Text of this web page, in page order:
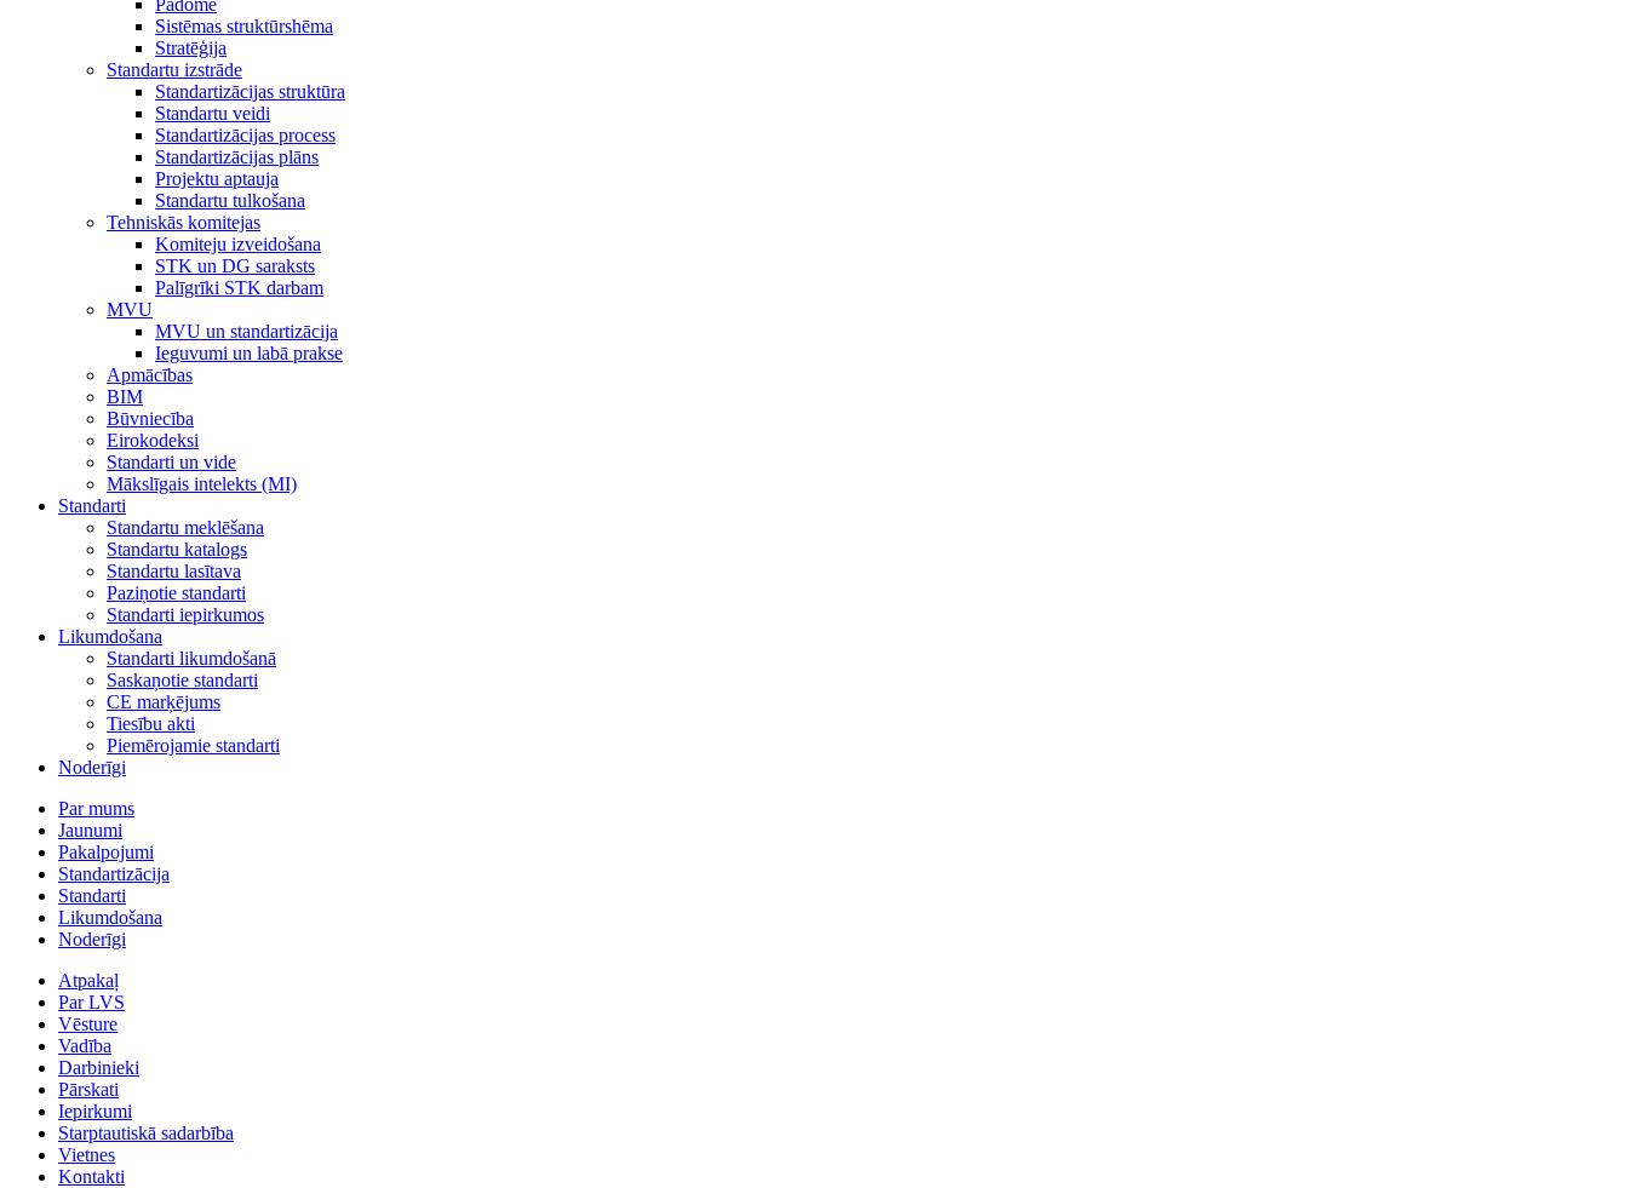
Padome
Sistēmas struktūrshēma
Stratēģija
Standartu izstrāde
Standartizācijas struktūra
Standartu veidi
Standartizācijas process
Standartizācijas plāns
Projektu aptauja
Standartu tulkošana
Tehniskās komitejas
Komiteju izveidošana
STK un DG saraksts
Palīgrīki STK darbam
MVU
MVU un standartizācija
Ieguvumi un labā prakse
Apmācības
BIM
Būvniecība
Eirokodeksi
Standarti un vide
Mākslīgais intelekts (MI)
Standarti
Standartu meklēšana
Standartu katalogs
Standartu lasītava
Paziņotie standarti
Standarti iepirkumos
Likumdošana
Standarti likumdošanā
Saskaņotie standarti
CE marķējums
Tiesību akti
Piemērojamie standarti
Noderīgi
Par mums
Jaunumi
Pakalpojumi
Standartizācija
Standarti
Likumdošana
Noderīgi
Atpakaļ
Par LVS
Vēsture
Vadība
Darbinieki
Pārskati
Iepirkumi
Starptautiskā sadarbība
Vietnes
Kontakti